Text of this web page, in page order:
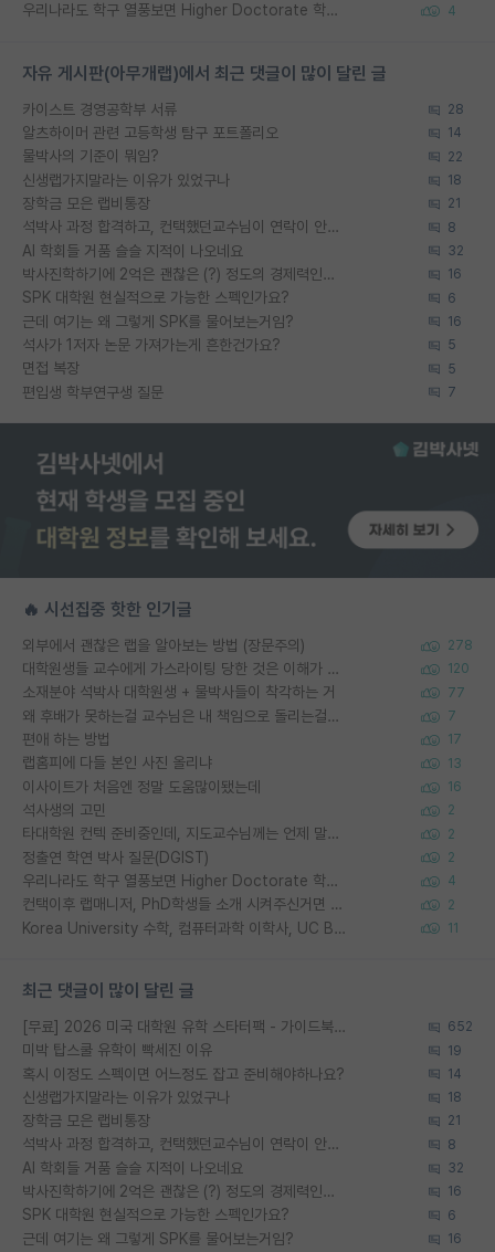
우리나라도 학구 열풍보면 Higher Doctorate 학위가 필요하다고 봅니다. 4
자유 게시판(아무개랩)에서 최근 댓글이 많이 달린 글
카이스트 경영공학부 서류 28
알츠하이머 관련 고등학생 탐구 포트폴리오 14
물박사의 기준이 뭐임? 22
신생랩가지말라는 이유가 있었구나 18
장학금 모은 랩비통장 21
석박사 과정 합격하고, 컨택했던교수님이 연락이 안됩니다... 8
AI 학회들 거품 슬슬 지적이 나오네요 32
박사진학하기에 2억은 괜찮은 (?) 정도의 경제력인가요 16
SPK 대학원 현실적으로 가능한 스펙인가요? 6
근데 여기는 왜 그렇게 SPK를 물어보는거임? 16
석사가 1저자 논문 가져가는게 흔한건가요? 5
면접 복장 5
편입생 학부연구생 질문 7
🔥 시선집중 핫한 인기글
외부에서 괜찮은 랩을 알아보는 방법 (장문주의) 278
대학원생들 교수에게 가스라이팅 당한 것은 이해가 갑니다. 안타깝네요. 120
소재분야 석박사 대학원생 + 물박사들이 착각하는 거 77
왜 후배가 못하는걸 교수님은 내 책임으로 돌리는걸까요? 7
편애 하는 방법 17
랩홈피에 다들 본인 사진 올리냐 13
이사이트가 처음엔 정말 도움많이됐는데 16
석사생의 고민 2
타대학원 컨텍 준비중인데, 지도교수님께는 언제 말씀드려야 할까요? 2
정출연 학연 박사 질문(DGIST) 2
우리나라도 학구 열풍보면 Higher Doctorate 학위가 필요하다고 봅니다. 4
컨택이후 랩매니저, PhD학생들 소개 시켜주신거면 거의 컨펌에 가깝나요? 2
Korea University 수학, 컴퓨터과학 이학사, UC Berkeley 산업공학 대학원 공학박사가 되는 것은 쉽지 않겠죠? 11
최근 댓글이 많이 달린 글
[무료] 2026 미국 대학원 유학 스타터팩 - 가이드북 & 합격자 컨택메일 템플릿 652
미박 탑스쿨 유학이 빡세진 이유 19
혹시 이정도 스펙이면 어느정도 잡고 준비해야하나요? 14
신생랩가지말라는 이유가 있었구나 18
장학금 모은 랩비통장 21
석박사 과정 합격하고, 컨택했던교수님이 연락이 안됩니다... 8
AI 학회들 거품 슬슬 지적이 나오네요 32
박사진학하기에 2억은 괜찮은 (?) 정도의 경제력인가요 16
SPK 대학원 현실적으로 가능한 스펙인가요? 6
근데 여기는 왜 그렇게 SPK를 물어보는거임? 16